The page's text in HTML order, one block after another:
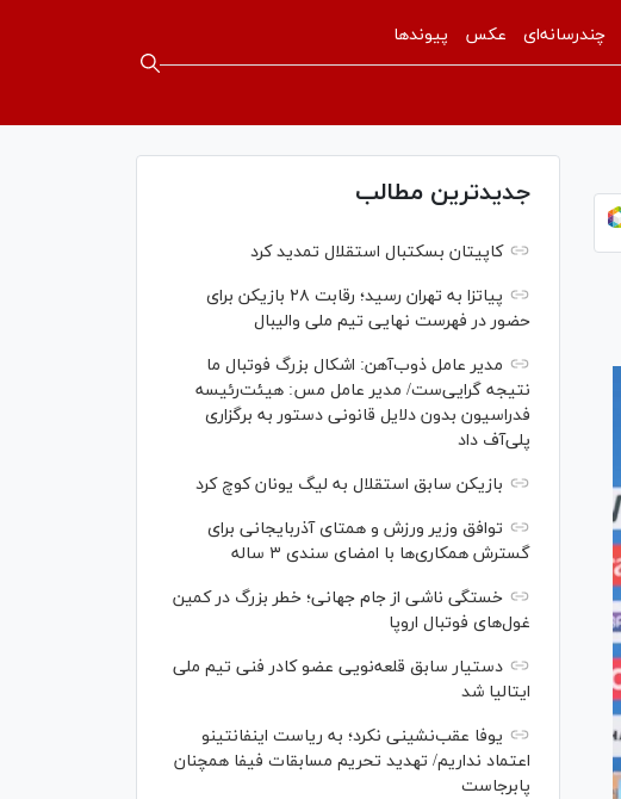
چندرسانه‌ای عکس پیوندها
جدیدترین مطالب
کاپیتان بسکتبال استقلال تمدید کرد
پیاتزا به تهران رسید؛ رقابت ۲۸ بازیکن برای
حضور در فهرست نهایی تیم ملی والیبال
مدیر عامل ذوب‌آهن: اشکال بزرگ فوتبال ما
نتیجه گرایی‌ست/ مدیر عامل مس: هیئت‌رئیسه
فدراسیون بدون دلایل قانونی دستور به برگزاری
پلی‌آف داد
بازیکن سابق استقلال به لیگ یونان کوچ کرد
توافق وزیر ورزش و همتای آذربایجانی برای
گسترش همکاری‌ها با امضای سندی ۳ ساله
خستگی ناشی از جام جهانی؛ خطر بزرگ در کمین
غول‌های فوتبال اروپا
دستیار سابق قلعه‌نویی عضو کادر فنی تیم ملی
ایتالیا شد
یوفا عقب‌نشینی نکرد؛ به ریاست اینفانتینو
اعتماد نداریم/ تهدید تحریم مسابقات فیفا همچنان
پابرجاست